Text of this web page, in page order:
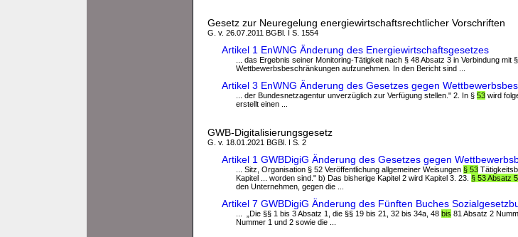
Gesetz zur Neuregelung energiewirtschaftsrechtlicher Vorschriften
G. v. 26.07.2011 BGBl. I S. 1554
Artikel 1 EnWNG Änderung des Energiewirtschaftsgesetzes
... das Ergebnis seiner Monitoring-Tätigkeit nach § 48 Absatz 3 in Verbindung mit §
Wettbewerbsbeschränkungen aufzunehmen. In den Bericht sind ...
Artikel 3 EnWNG Änderung des Gesetzes gegen
... der Bundesnetzagentur unverzüglich zur Verfügung stellen." 2. In § 53 wird
erstellt einen ...
GWB-Digitalisierungsgesetz
G. v. 18.01.2021 BGBl. I S. 2
Artikel 1 GWBDigiG Änderung des Gesetzes gegen
... Sitz, Organisation § 52 Veröffentlichung allgemeiner Weisungen § 53
Kapitel ... worden sind." b) Das bisherige Kapitel 2 wird Kapitel 3. 23. § 53 Absatz
den Unternehmen, gegen die ...
Artikel 7 GWBDigiG Änderung des Fünften Buches
... „Die §§ 1 bis 3 Absatz 1, die §§ 19 bis 21, 32 bis 34a, 48 bis 81 Absatz 2
Nummer 1 und 2 sowie die ...